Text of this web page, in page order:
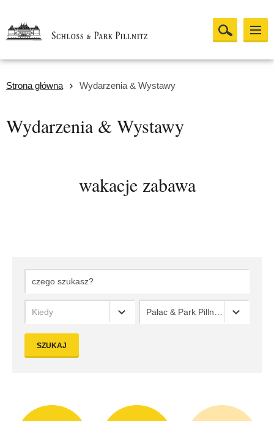
Strona główna Wydarzenia & Wystawy
Wydarzenia & Wystawy
wakacje zabawa
Kiedy
SZUKAJ